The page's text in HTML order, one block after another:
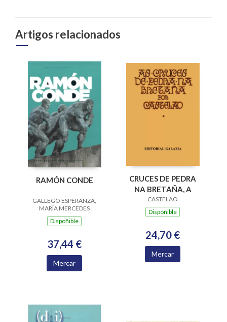
Artigos relacionados
RAMÓN CONDE
GALLEGO ESPERANZA,
MARÍA MERCEDES
Dispoñible
37,44 €
Mercar
CRUCES DE PEDRA
NA BRETAÑA, A
CASTELAO
Dispoñible
24,70 €
Mercar